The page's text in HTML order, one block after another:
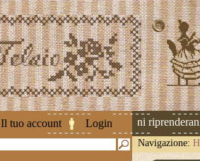
Il tuo account Login
Attenzione ! Le spedizioni
Navigazione: